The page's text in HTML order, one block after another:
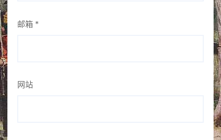
邮箱 *
网站